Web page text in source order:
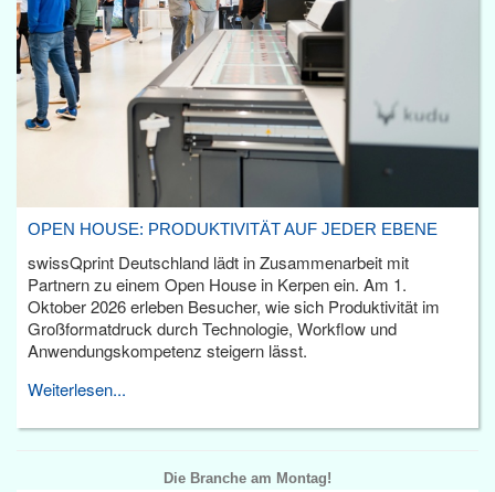
OPEN HOUSE: PRODUKTIVITÄT AUF JEDER EBENE
swissQprint Deutschland lädt in Zusammenarbeit mit
Partnern zu einem Open House in Kerpen ein. Am 1.
Oktober 2026 erleben Besucher, wie sich Produktivität im
Großformatdruck durch Technologie, Workflow und
Anwendungskompetenz steigern lässt.
Weiterlesen...
Die Branche am Montag!